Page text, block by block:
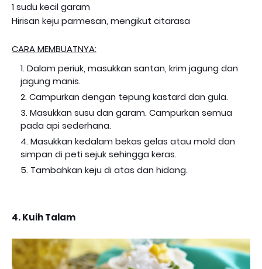
1 sudu kecil garam
Hirisan keju parmesan, mengikut citarasa
CARA MEMBUATNYA:
Dalam periuk, masukkan santan, krim jagung dan
jagung manis.
Campurkan dengan tepung kastard dan gula.
Masukkan susu dan garam. Campurkan semua
pada api sederhana.
Masukkan kedalam bekas gelas atau mold dan
simpan di peti sejuk sehingga keras.
Tambahkan keju di atas dan hidang.
4. Kuih Talam